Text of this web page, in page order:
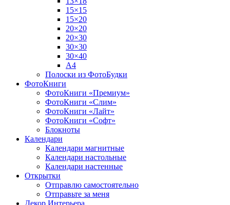
15×15
15×20
20×20
20×30
30×30
30×40
A4
Полоски из ФотоБудки
ФотоКниги
ФотоКниги «Премиум»
ФотоКниги «Слим»
ФотоКниги «Лайт»
ФотоКниги «Софт»
Блокноты
Календари
Календари магнитные
Календари настольные
Календари настенные
Открытки
Отправлю самостоятельно
Отправьте за меня
Декор Интерьера